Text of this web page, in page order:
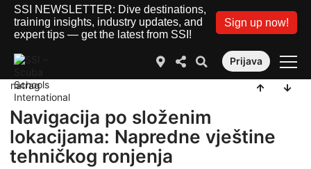
SSI NEWSLETTER: Dive destinations,
training insights, industry updates, and
expert tips — get the latest from SSI!
Sign up now!
Prijava
natrag
Navigacija po složenim
lokacijama: Napredne vještine
tehničkog ronjenja